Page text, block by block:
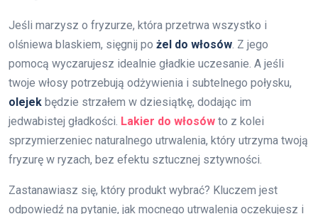
Jeśli marzysz o fryzurze, która przetrwa wszystko i
olśniewa blaskiem, sięgnij po żel do włosów. Z jego
pomocą wyczarujesz idealnie gładkie uczesanie. A jeśli
twoje włosy potrzebują odżywienia i subtelnego połysku,
olejek będzie strzałem w dziesiątkę, dodając im
jedwabistej gładkości. Lakier do włosów to z kolei
sprzymierzeniec naturalnego utrwalenia, który utrzyma twoją
fryzurę w ryzach, bez efektu sztucznej sztywności.
Zastanawiasz się, który produkt wybrać? Kluczem jest
odpowiedź na pytanie, jak mocnego utrwalenia oczekujesz i